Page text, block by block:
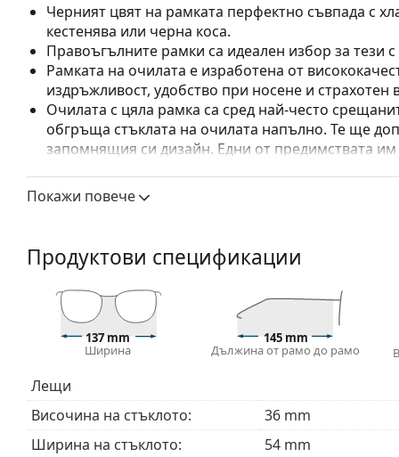
Черният цвят на рамката перфектно съвпада с
кестенява или черна коса.
Правоъгълните рамки са идеален избор за тези
Рамката на очилата е изработена от
издръжливост, удобство при носене и страхотен
Очилата с цяла рамка са сред най-често
обгръща стъклата на очилата напълно. Те ще
запомнящия си дизайн. Едни от предимствата
Флексибилните панти осигуряват на рамената
правилна форма по-дълго.
Аксесоари
Доставяме диоптричните очила в оригиналния
или торбичката и дизайнът могат да варират.
Кърпичката за почистване, доставяна с
модели могат да бъдат доставяни с торбичка от
Разгледайте пълната ни гама
ръководство за очила, ако имате нужда от помощ с
Това е медицинско устройство. Прочетете
Покажи повече
Продуктови спецификации
137 mm
Ширина
145 mm
Дължина от рамо до рамо
Лещи
Височина на стъклото:
36 mm
Ширина на стъклото:
54 mm